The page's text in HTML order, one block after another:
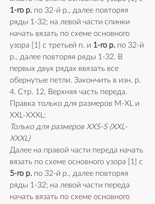
1-го р. по 32-й р., далее повторяя
ряды 1-32; на левой части спинки
начать вязать по схеме основного
узора [1] с третьей п. и 1-го р. по 32-й
р., далее повторяя ряды 1-32. В
первых двух рядах ввязать все
обернутые петли. Закончить в изн. р.
4. Стр. 12, Верхняя часть переда.
Правка только для размеров M-XL и
XXL-XXXL:
Только для размеров XXS-S (XXL-
XXXL)
Далее на правой части переда начать
5-го р. по 32-й р., далее повторяя
ряды 1-32; на левой части переда
начать вязать по схеме основного